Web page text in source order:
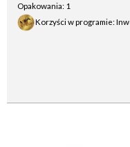
Opakowania: 1
Korzyści w programie: